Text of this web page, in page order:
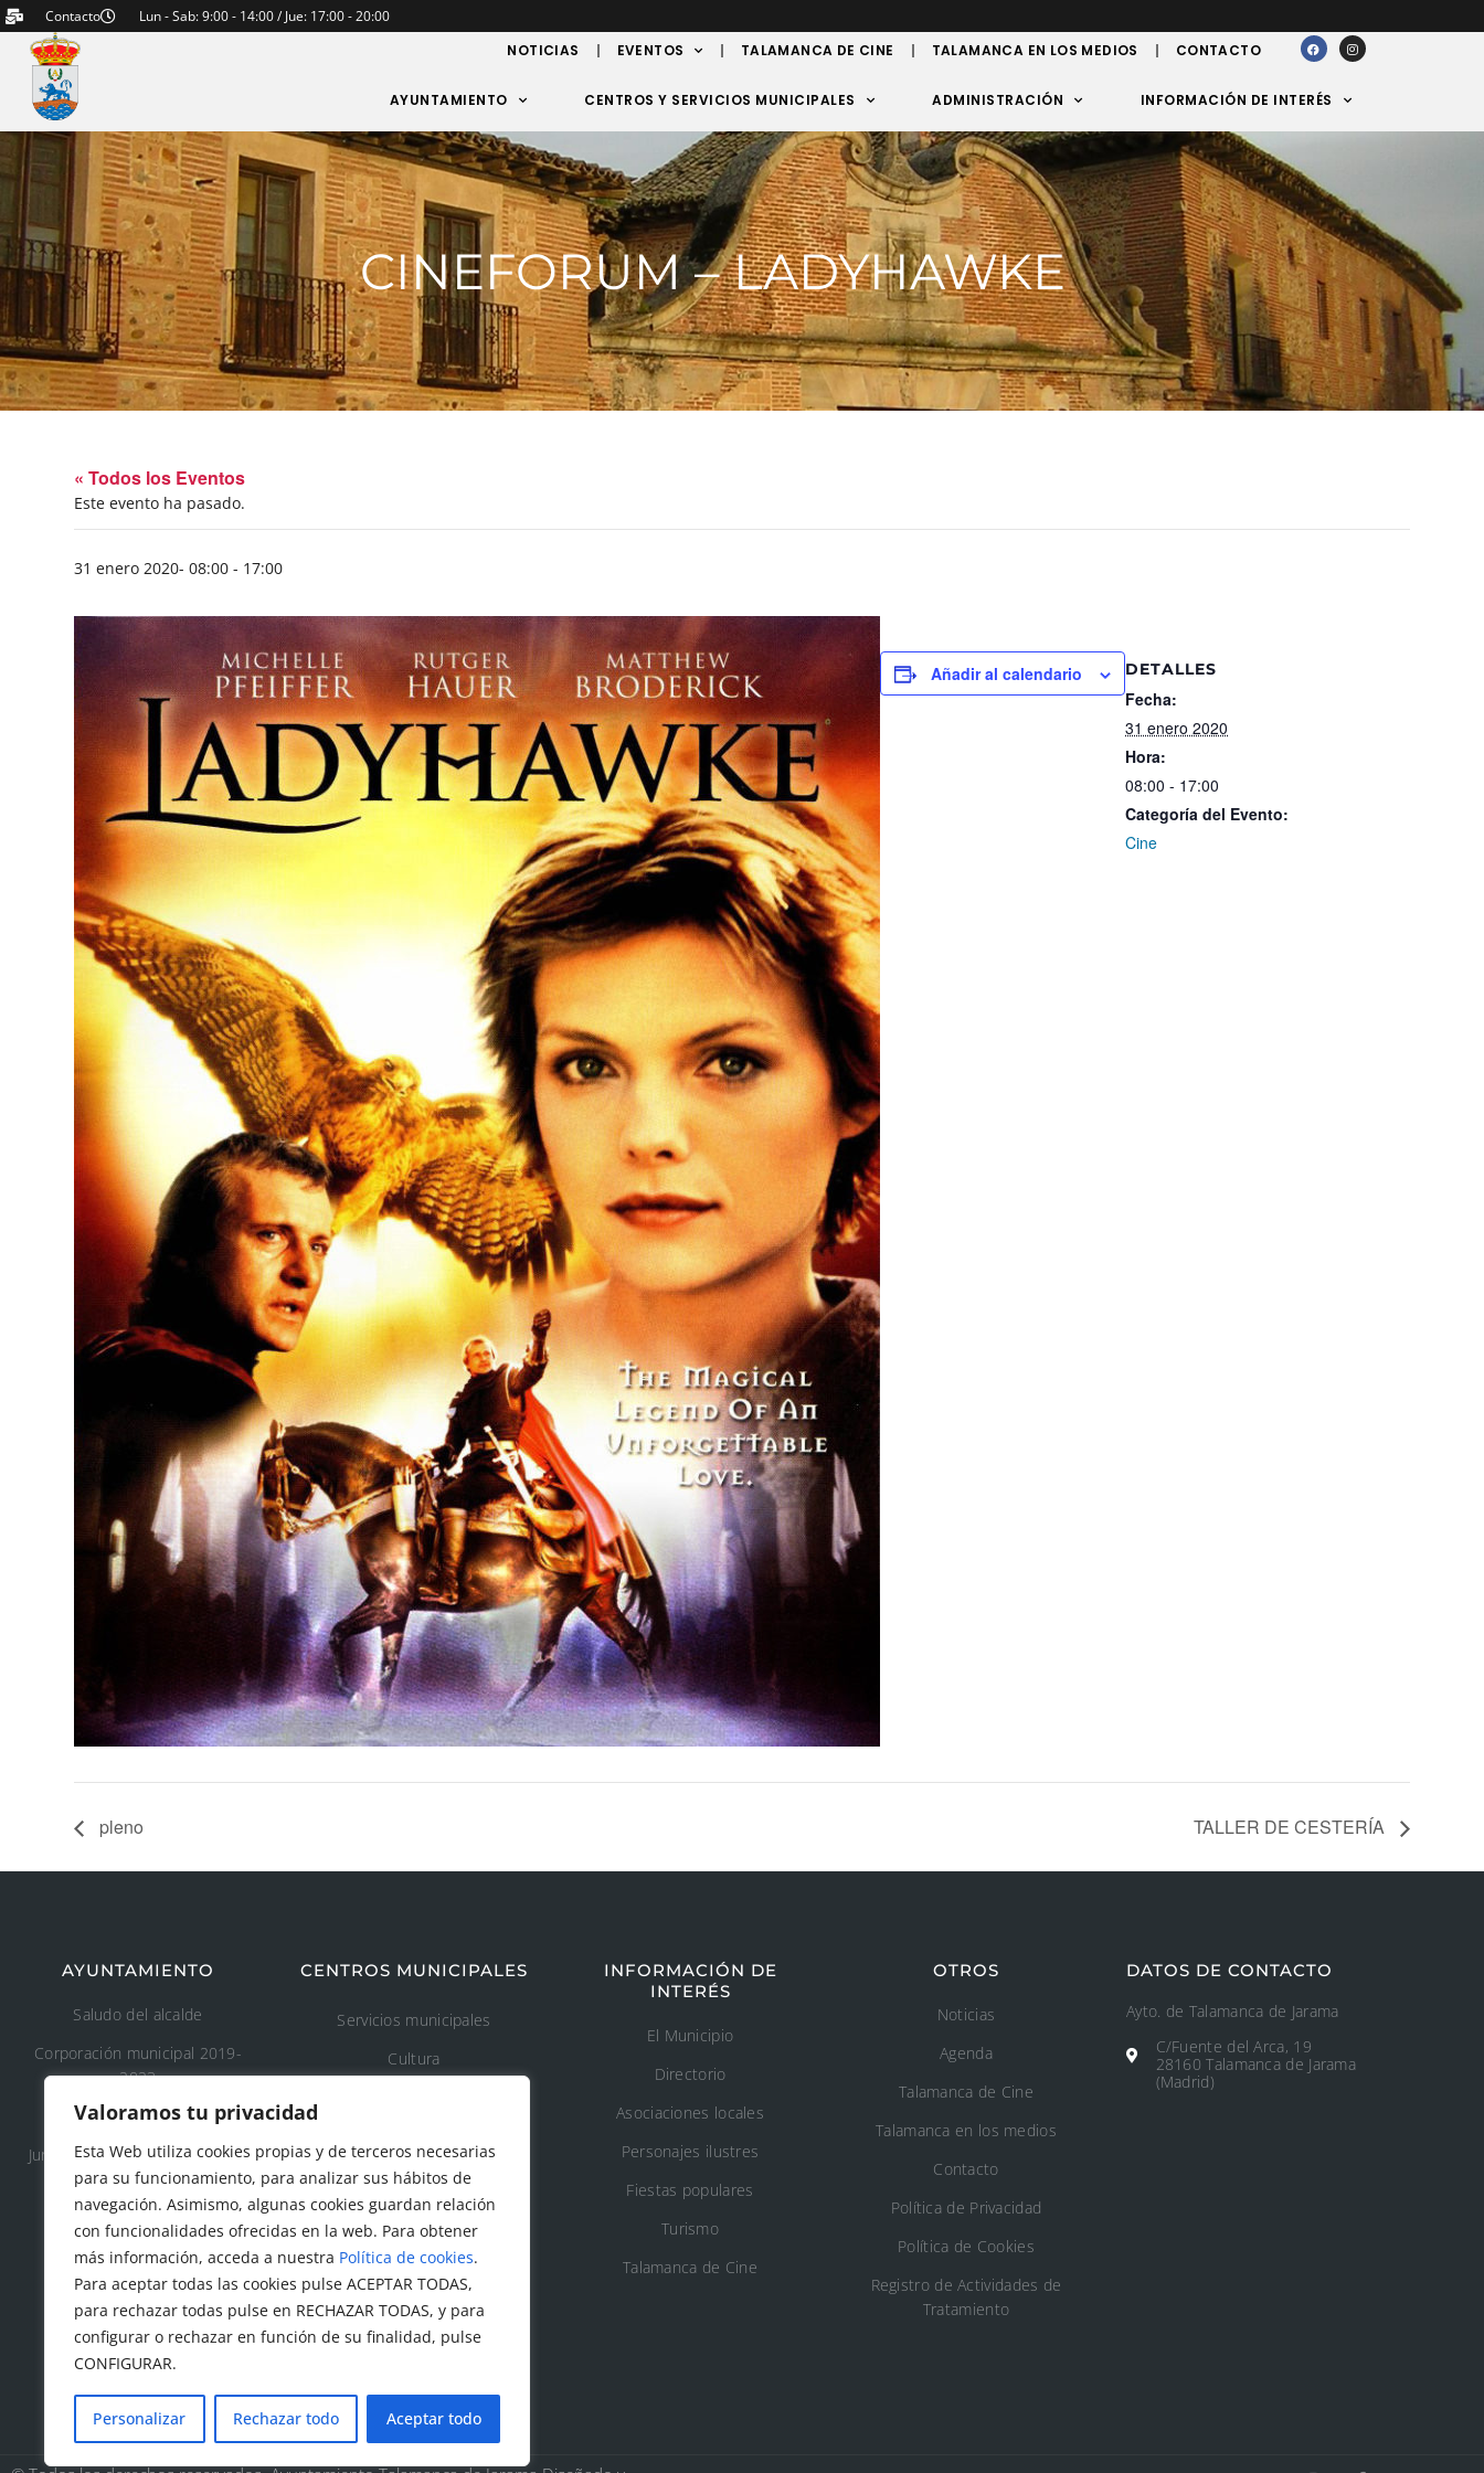
Valoramos tu privacidad
Esta Web utiliza cookies propias y de terceros necesarias
para su funcionamiento, para analizar sus hábitos de
navegación. Asimismo, algunas cookies guardan relación
con funcionalidades ofrecidas en la web. Para obtener
más información, acceda a nuestra Política de cookies.
Para aceptar todas las cookies pulse ACEPTAR TODAS,
para rechazar todas pulse en RECHAZAR TODAS, y para
configurar o rechazar en función de su finalidad, pulse
CONFIGURAR.
Personalizar Rechazar todo Aceptar todo
Contacto
Lun - Sab: 9:00 - 14:00 / Jue: 17:00 - 20:00
NOTICIAS
EVENTOS TALAMANCA DE CINE TALAMANCA EN LOS MEDIOS CONTACTO
AYUNTAMIENTO CENTROS Y SERVICIOS MUNICIPALES ADMINISTRACIÓN INFORMACIÓN DE INTERÉS
CINEFORUM – LADYHAWKE
« Todos los Eventos
Este evento ha pasado.
31 enero 2020- 08:00 - 17:00
Añadir al calendario DETALLES
Fecha:
31 enero 2020
Hora:
08:00 - 17:00
Categoría del Evento:
Cine
pleno TALLER DE CESTERÍA
AYUNTAMIENTO
Saludo del alcalde
Corporación municipal 2019-
2023
Concejalía 2019-2023
Junta de Gobierno Local 2019-
2023
CENTROS MUNICIPALES
Servicios municipales
Cultura
Áreas recreativas
Medio ambiente
Tanatorio y cementerio
municipal
Protección civil
INFORMACIÓN DE
INTERÉS
El Municipio
Directorio
Asociaciones locales
Personajes ilustres
Fiestas populares
Turismo
Talamanca de Cine
OTROS
Noticias
Agenda
Talamanca de Cine
Talamanca en los medios
Contacto
Política de Privacidad
Política de Cookies
Registro de Actividades de
Tratamiento
DATOS DE CONTACTO
Ayto. de Talamanca de Jarama
C/Fuente del Arca, 19
28160 Talamanca de Jarama
(Madrid)